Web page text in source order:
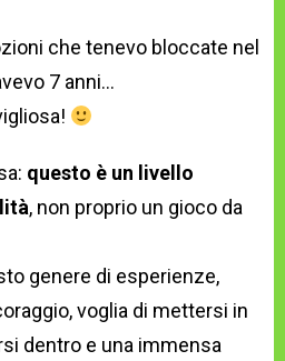
che tenevo bloccate nel
7 anni…
questo è un livello
, non proprio un gioco da
genere di esperienze,
voglia di mettersi in
dentro e una immensa